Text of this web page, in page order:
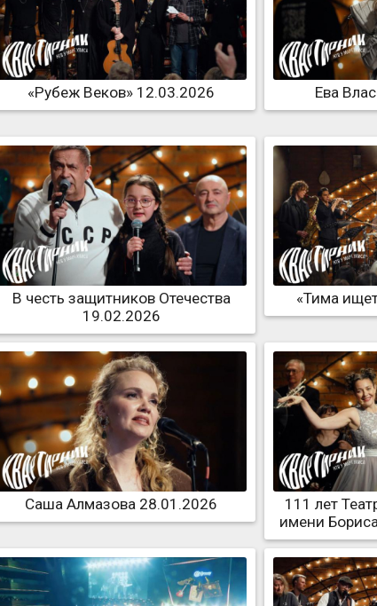
«Рубеж Веков» 12.03.2026 Ева
В честь защитников Отечества
19.02.2026
«Тима
Саша Алмазова 28.01.2026
111 лет
имени